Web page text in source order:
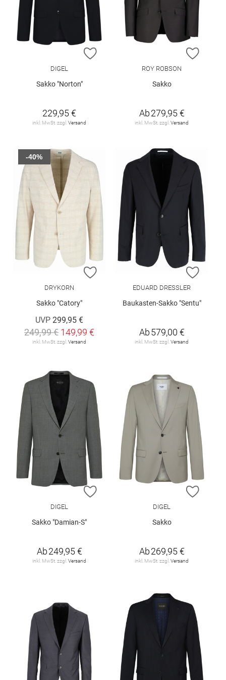
ZUR WUNSCHLISTE HINZUFÜGEN
DIGEL
Sakko "Norton"
229,95 €
inkl. MwSt. zzgl. Versand
ZUR
ROY ROBSON
Sakko
Ab279,95 €
inkl. MwSt. zzgl. Versand
ZUR WUNSCHLISTE HINZUFÜGEN
DRYKORN
Sakko "Catory"
UVP 299,95 €
249,99 € 149,99 €
inkl. MwSt. zzgl. Versand
-40%
ZUR
EDUARD DRESSLER
Baukasten-Sakko "Sentu"
Ab579,00 €
inkl. MwSt. zzgl. Versand
ZUR WUNSCHLISTE HINZUFÜGEN
DIGEL
Sakko "Damian-S"
Ab249,95 €
inkl. MwSt. zzgl. Versand
ZUR
DIGEL
Sakko
Ab269,95 €
inkl. MwSt. zzgl. Versand